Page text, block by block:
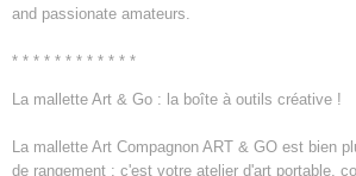
and passionate amateurs.
* * * * * * * * * * * *
La mallette Art & Go : la boîte à outils créative !
La mallette Art Compagnon ART & GO est bien
de rangement : c'est votre atelier d'art portable,